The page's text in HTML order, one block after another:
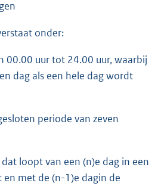
onder:
00.00 uur tot 24.00 uur, waarbij
dag als een hele dag wordt
periode van zeven
loopt van een (n)e dag in een
met de (n-1)e dagin de